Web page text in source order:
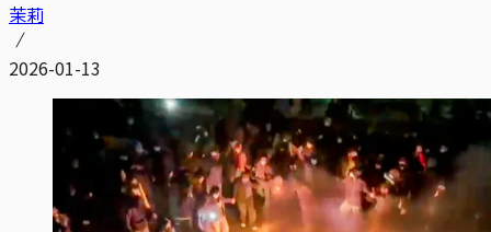
茉莉
2026-01-13